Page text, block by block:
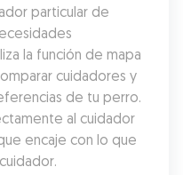
particular de
la función de mapa
cuidadores y
de tu perro.
al cuidador
encaje con lo que